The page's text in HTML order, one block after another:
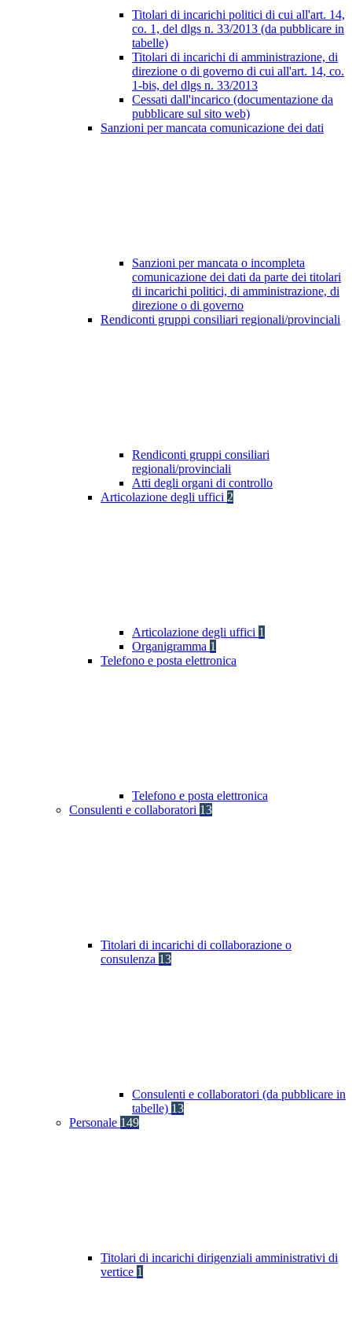
Titolari di incarichi politici di cui all'art. 14,
co. 1, del dlgs n. 33/2013 (da pubblicare in
tabelle)
Titolari di incarichi di amministrazione, di
direzione o di governo di cui all'art. 14, co.
1-bis, del dlgs n. 33/2013
Cessati dall'incarico (documentazione da
pubblicare sul sito web)
Sanzioni per mancata comunicazione dei dati
Sanzioni per mancata o incompleta
comunicazione dei dati da parte dei titolari
di incarichi politici, di amministrazione, di
direzione o di governo
Rendiconti gruppi consiliari regionali/provinciali
Rendiconti gruppi consiliari
regionali/provinciali
Atti degli organi di controllo
Articolazione degli uffici 2
Articolazione degli uffici 1
Organigramma 1
Telefono e posta elettronica
Telefono e posta elettronica
Consulenti e collaboratori 13
Titolari di incarichi di collaborazione o
consulenza 13
Consulenti e collaboratori (da pubblicare in
tabelle) 13
Personale 149
Titolari di incarichi dirigenziali amministrativi di
vertice 1